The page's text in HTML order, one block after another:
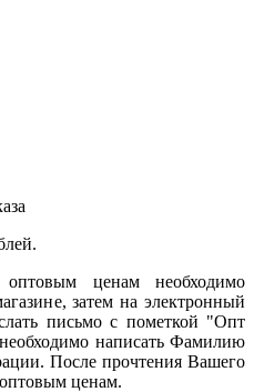
ценам необходимо
затем на электронный
письмо с пометкой "Опт
написать Фамилию
После прочтения Вашего
ценам.